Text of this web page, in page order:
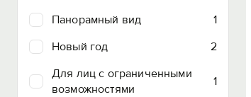
Панорамный вид
1
Новый год
2
Для лиц с ограниченными
возможностями
1